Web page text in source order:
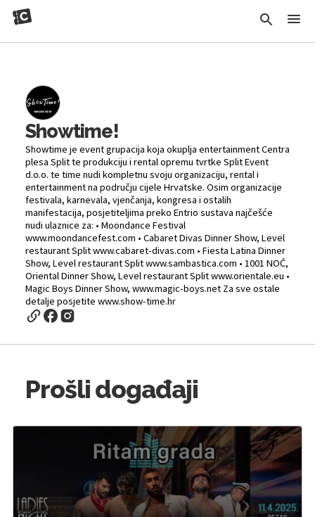
Showtime!
Showtime je event grupacija koja okuplja entertainment Centra
plesa Split te produkciju i rental opremu tvrtke Split Event
d.o.o. te time nudi kompletnu svoju organizaciju, rental i
entertainment na području cijele Hrvatske. Osim organizacije
festivala, karnevala, vjenčanja, kongresa i ostalih
manifestacija, posjetiteljima preko Entrio sustava najčešće
nudi ulaznice za: • Moondance Festival
www.moondancefest.com • Cabaret Divas Dinner Show, Level
restaurant Split www.cabaret-divas.com • Fiesta Latina Dinner
Show, Level restaurant Split www.sambastica.com • 1001 NOĆ,
Oriental Dinner Show, Level restaurant Split www.orientale.eu •
Magic Boys Dinner Show, www.magic-boys.net Za sve ostale
detalje posjetite www.show-time.hr
Prošli događaji